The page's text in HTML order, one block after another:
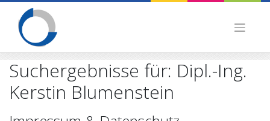
Skip
content
Suchergebnisse für: Dipl.-Ing.
Kerstin Blumenstein